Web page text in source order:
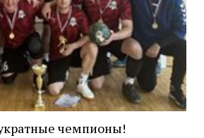
чемпионы!